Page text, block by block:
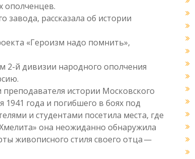
ополченцев.
рассказала об истории
«Героизм надо помнить»,
й дивизии народного ополчения
истории Московского
года и погибшего в боях под
и студентами посетила места, где
она неожиданно обнаружила
живописного стиля своего отца —